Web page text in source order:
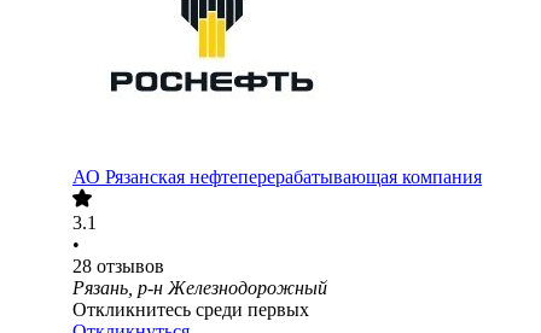
АО Рязанская нефтеперерабатывающая компания
3.1
•
28 отзывов
Рязань, р-н Железнодорожный
Откликнитесь среди первых